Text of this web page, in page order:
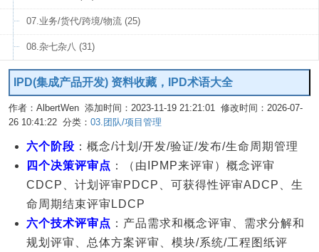
07.业务/货代/跨境/物流 (25)
08.杂七杂八 (31)
IPD(集成产品开发) 资料收藏，IPD术语大全
作者：AlbertWen 添加时间：2023-11-19 21:21:01 修改时间：2026-07-
26 10:41:22 分类： 03.团队/项目管理
六个阶段 ：概念/计划/开发/验证/发布/生命周期管理
四个决策评审点 ：（由IPMP来评审）概念评审
CDCP、计划评审PDCP、可获得性评审ADCP、生
命周期结束评审LDCP
六个技术评审点 ：产品需求和概念评审、需求分解和
规划评审、总体方案评审、模块/系统/工程图纸评